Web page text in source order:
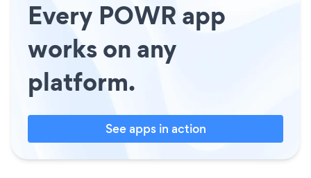
Every POWR app
works on any
platform.
See apps in action